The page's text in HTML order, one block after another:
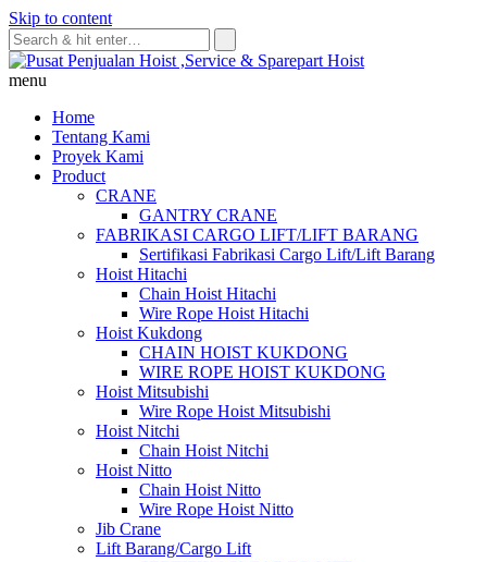
Skip to content
menu
Home
Tentang Kami
Proyek Kami
Product
CRANE
GANTRY CRANE
FABRIKASI CARGO LIFT/LIFT BARANG
Sertifikasi Fabrikasi Cargo Lift/Lift Barang
Hoist Hitachi
Chain Hoist Hitachi
Wire Rope Hoist Hitachi
Hoist Kukdong
CHAIN HOIST KUKDONG
WIRE ROPE HOIST KUKDONG
Hoist Mitsubishi
Wire Rope Hoist Mitsubishi
Hoist Nitchi
Chain Hoist Nitchi
Hoist Nitto
Chain Hoist Nitto
Wire Rope Hoist Nitto
Jib Crane
Lift Barang/Cargo Lift